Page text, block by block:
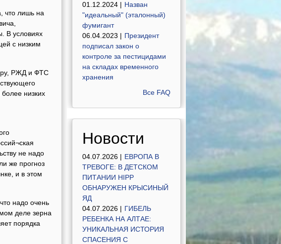
что лишь на
В условиях
с низким
РЖД и ФТС
низких
не надо
же прогноз
и в этом
надо очень
деле зерна
порядка
01.12.2024 | Назван
"идеальный" (эталонный)
фумигант
06.04.2023 | Президент
подписал закон о
контроле за пестицидами
на складах временного
хранения
Все FAQ
Новости
04.07.2026 | ЕВРОПА В
ТРЕВОГЕ: В ДЕТСКОМ
ПИТАНИИ HIPP
ОБНАРУЖЕН КРЫСИНЫЙ
ЯД
04.07.2026 | ГИБЕЛЬ
РЕБЕНКА НА АЛТАЕ:
УНИКАЛЬНАЯ ИСТОРИЯ
СПАСЕНИЯ С